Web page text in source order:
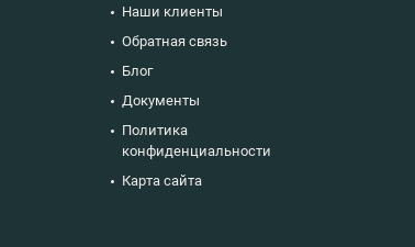
Наши клиенты
Обратная связь
Блог
Документы
Политика
конфиденциальности
Карта сайта